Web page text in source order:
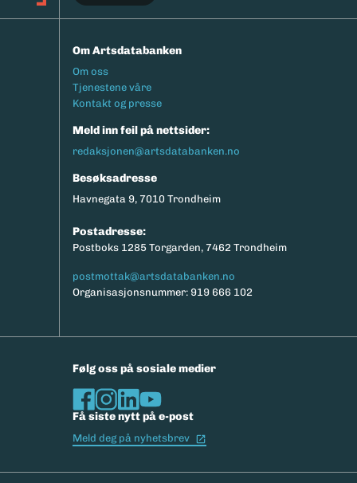
Om Artsdatabanken
Footermeny
Om oss
Tjenestene våre
Kontakt og presse
Meld inn feil på nettsider:
redaksjonen@artsdatabanken.no
Besøksadresse
Havnegata 9, 7010 Trondheim
Postadresse:
Postboks 1285 Torgarden, 7462 Trondheim
postmottak@artsdatabanken.no
Organisasjonsnummer: 919 666 102
Følg oss på sosiale medier
Få siste nytt på e-post
Meld deg på nyhetsbrev